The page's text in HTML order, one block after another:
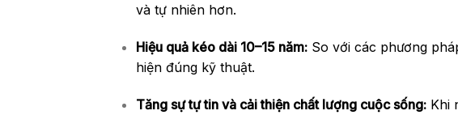
và tự nhiên hơn.
Hiệu quả kéo dài 10–15 năm:So với các phương
hiện đúng kỹ thuật.
Tăng sự tự tin và cải thiện chất lượng cuộc sống:Khi